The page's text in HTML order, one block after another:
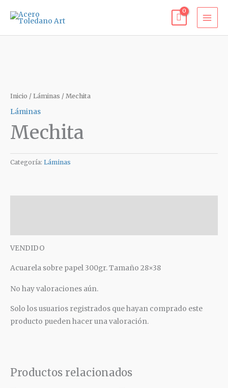
Inicio / Láminas / Mechita
Láminas
Mechita
Categoría: Láminas
VENDIDO
Acuarela sobre papel 300gr. Tamaño 28×38
No hay valoraciones aún.
Solo los usuarios registrados que hayan comprado este
producto pueden hacer una valoración.
Productos relacionados